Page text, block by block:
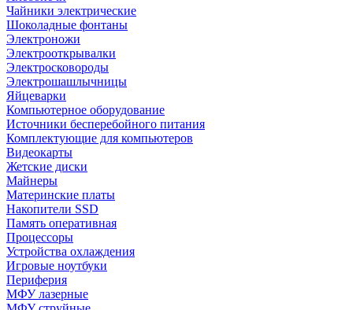
Чайники электрические
Шоколадные фонтаны
Электроножи
Электрооткрывалки
Электросковороды
Электрошашлычницы
Яйцеварки
Компьютерное оборудование
Источники бесперебойного питания
Комплектующие для компьютеров
Видеокарты
Жетские диски
Майнеры
Материнские платы
Накопители SSD
Память оперативная
Процессоры
Устройства охлаждения
Игровые ноутбуки
Периферия
МФУ лазерные